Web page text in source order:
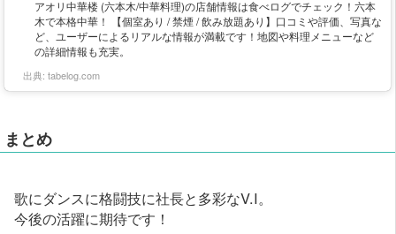
アオリ中華楼 (六本木/中華料理)の店舗情報は食べログでチェック！六本
木で本格中華！ 【個室あり / 禁煙 / 飲み放題あり】口コミや評価、写真な
ど、ユーザーによるリアルな情報が満載です！地図や料理メニューなど
の詳細情報も充実。
出典: tabelog.com
まとめ
歌にダンスに格闘技に社長と多彩なV.I。
今後の活躍に期待です！